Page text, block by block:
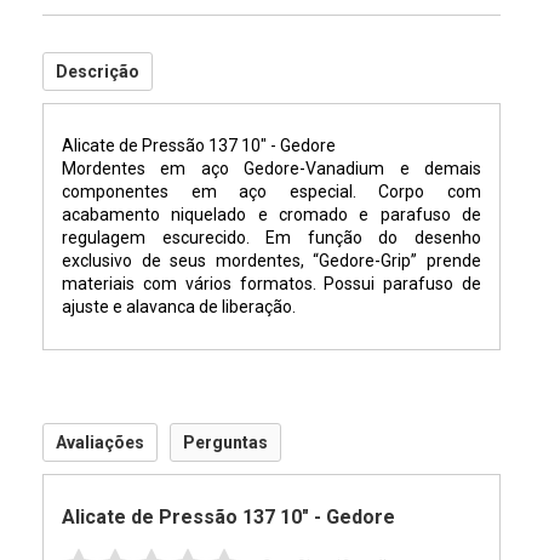
Descrição
Alicate de Pressão 137 10" - Gedore
Mordentes em aço Gedore-Vanadium e demais
componentes em aço especial. Corpo com
acabamento niquelado e cromado e parafuso de
regulagem escurecido. Em função do desenho
exclusivo de seus mordentes, “Gedore-Grip” prende
materiais com vários formatos. Possui parafuso de
ajuste e alavanca de liberação.
Avaliações Perguntas
Alicate de Pressão 137 10" - Gedore